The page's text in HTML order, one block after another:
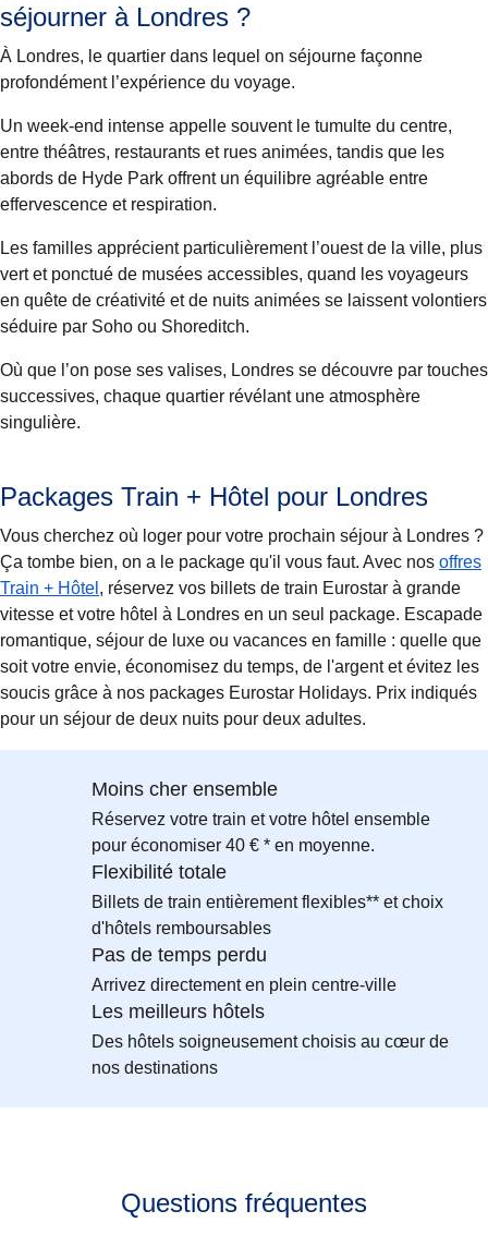
séjourner à Londres ?
À Londres, le quartier dans lequel on séjourne façonne
profondément l’expérience du voyage.
Un week-end intense appelle souvent le tumulte du centre,
entre théâtres, restaurants et rues animées, tandis que les
abords de Hyde Park offrent un équilibre agréable entre
effervescence et respiration.
Les familles apprécient particulièrement l’ouest de la ville, plus
vert et ponctué de musées accessibles, quand les voyageurs
en quête de créativité et de nuits animées se laissent volontiers
séduire par Soho ou Shoreditch.
Où que l’on pose ses valises, Londres se découvre par touches
successives, chaque quartier révélant une atmosphère
singulière.
Packages Train + Hôtel pour Londres
Vous cherchez où loger pour votre prochain séjour à Londres ?
Ça tombe bien, on a le package qu'il vous faut. Avec nos offres
Train + Hôtel , réservez vos billets de train Eurostar à grande
vitesse et votre hôtel à Londres en un seul package. Escapade
romantique, séjour de luxe ou vacances en famille : quelle que
soit votre envie, économisez du temps, de l'argent et évitez les
soucis grâce à nos packages Eurostar Holidays. Prix indiqués
pour un séjour de deux nuits pour deux adultes.
Moins cher ensemble
Réservez votre train et votre hôtel ensemble
pour économiser 40 € * en moyenne.
Flexibilité totale
Billets de train entièrement flexibles** et choix
d'hôtels remboursables
Pas de temps perdu
Arrivez directement en plein centre-ville
Les meilleurs hôtels
Des hôtels soigneusement choisis au cœur de
nos destinations
Questions fréquentes